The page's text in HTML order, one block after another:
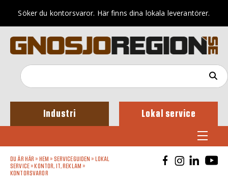
Söker du kontorsvaror. Här finns dina lokala leverantörer.
Industri Lokal service
DU ÄR HÄR » HEM » SERVICEGUIDEN »
LOKAL
SERVICE» KONTOR, IT, REKLAM »
KONTORSVAROR